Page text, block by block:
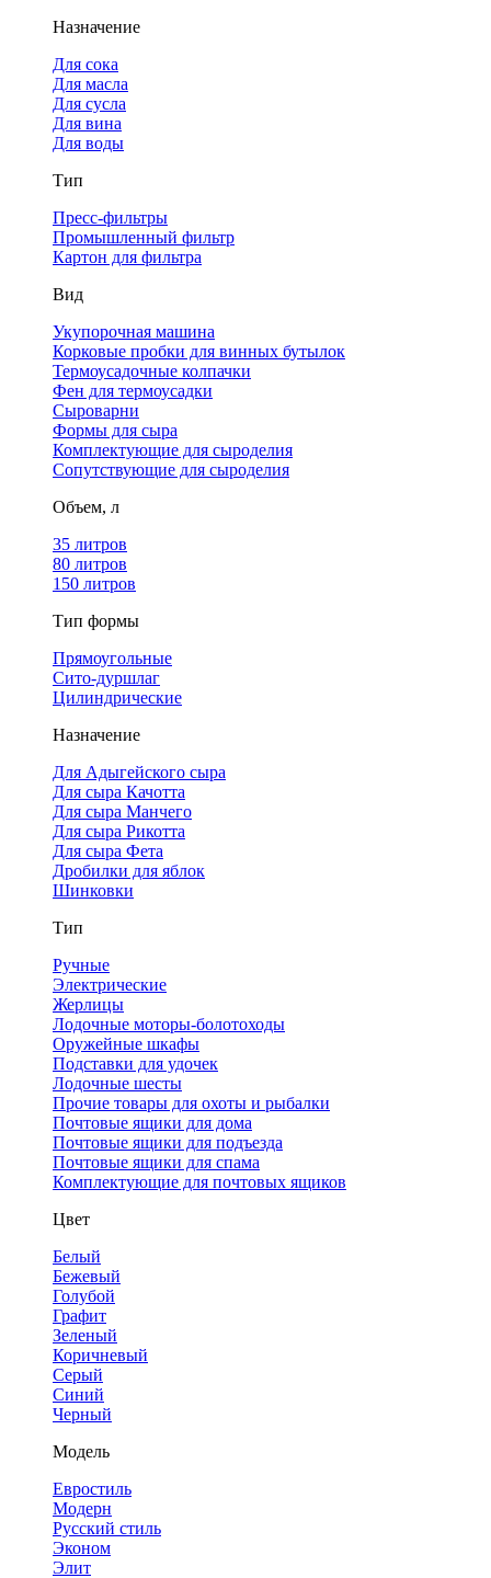
Назначение
Для сока
Для масла
Для сусла
Для вина
Для воды
Тип
Пресс-фильтры
Промышленный фильтр
Картон для фильтра
Вид
Укупорочная машина
Корковые пробки для винных бутылок
Термоусадочные колпачки
Фен для термоусадки
Сыроварни
Формы для сыра
Комплектующие для сыроделия
Сопутствующие для сыроделия
Объем, л
35 литров
80 литров
150 литров
Тип формы
Прямоугольные
Сито-дуршлаг
Цилиндрические
Назначение
Для Адыгейского сыра
Для сыра Качотта
Для сыра Манчего
Для сыра Рикотта
Для сыра Фета
Дробилки для яблок
Шинковки
Тип
Ручные
Электрические
Жерлицы
Лодочные моторы-болотоходы
Оружейные шкафы
Подставки для удочек
Лодочные шесты
Прочие товары для охоты и рыбалки
Почтовые ящики для дома
Почтовые ящики для подъезда
Почтовые ящики для спама
Комплектующие для почтовых ящиков
Цвет
Белый
Бежевый
Голубой
Графит
Зеленый
Коричневый
Серый
Синий
Черный
Модель
Евростиль
Модерн
Русский стиль
Эконом
Элит